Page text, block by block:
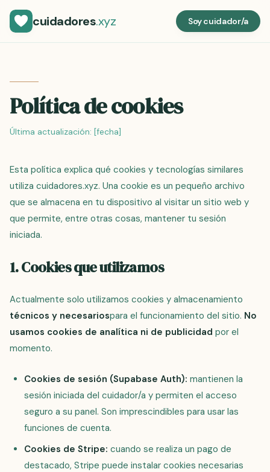
cuidadores.xyz Soy cuidador/a
Política de cookies
Última actualización: [fecha]
Esta política explica qué cookies y tecnologías similares
utiliza cuidadores.xyz. Una cookie es un pequeño archivo
que se almacena en tu dispositivo al visitar un sitio web y
que permite, entre otras cosas, mantener tu sesión
iniciada.
1. Cookies que utilizamos
Actualmente solo utilizamos cookies y almacenamiento
técnicos y necesariospara el funcionamiento del sitio. No
usamos cookies de analítica ni de publicidad por el
momento.
Cookies de sesión (Supabase Auth): mantienen la
sesión iniciada del cuidador/a y permiten el acceso
seguro a su panel. Son imprescindibles para usar las
funciones de cuenta.
Cookies de Stripe: cuando se realiza un pago de
destacado, Stripe puede instalar cookies necesarias